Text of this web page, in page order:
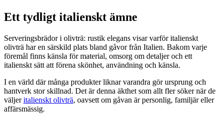
Ett tydligt italienskt ämne
Serveringsbrädor i olivträ: rustik elegans visar varför italienskt
olivträ har en särskild plats bland gåvor från Italien. Bakom varje
föremål finns känsla för material, omsorg om detaljer och ett
italienskt sätt att förena skönhet, användning och känsla.
I en värld där många produkter liknar varandra gör ursprung och
hantverk stor skillnad. Det är denna äkthet som allt fler söker när de
väljeritalienskt olivträ, oavsett om gåvan är personlig, familjär eller
affärsmässig.